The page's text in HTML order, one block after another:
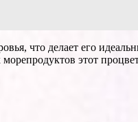
что делает его
этот